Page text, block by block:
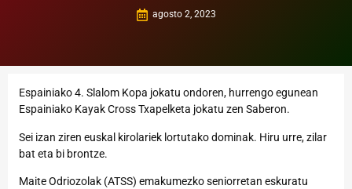
agosto 2, 2023
Espainiako 4. Slalom Kopa jokatu ondoren, hurrengo egunean
Espainiako Kayak Cross Txapelketa jokatu zen Saberon.
Sei izan ziren euskal kirolariek lortutako dominak. Hiru urre, zilar
bat eta bi brontze.
Maite Odriozolak (ATSS) emakumezko seniorretan eskuratu